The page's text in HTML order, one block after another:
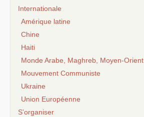
Internationale
Amérique latine
Chine
Haiti
Monde Arabe, Maghreb, Moyen-Orient
Mouvement Communiste
Ukraine
Union Européenne
S’organiser